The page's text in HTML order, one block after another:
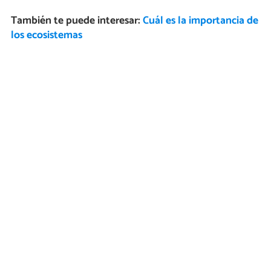
También te puede interesar:Cuál es la importancia de
los ecosistemas